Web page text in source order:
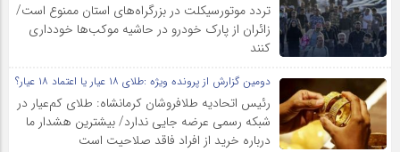
تردد موتورسیکلت در بزرگراه‌های استان ممنوع است/
زائران از پارک خودرو در حاشیه موکب‌ها خودداری
کنند
دومین گزارش از پرونده ویژه :طلای ۱۸ عیار یا اعتماد ۱۸ عیار؟
رئیس اتحادیه طلافروشان کرمانشاه: طلای کم‌عیار در
شبکه رسمی عرضه جایی ندارد/ بیشترین هشدار ما
درباره خرید از افراد فاقد صلاحیت است